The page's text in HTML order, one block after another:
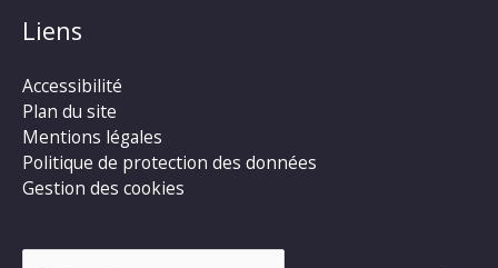
Liens
Accessibilité
Plan du site
Mentions légales
Politique de protection des données
Gestion des cookies